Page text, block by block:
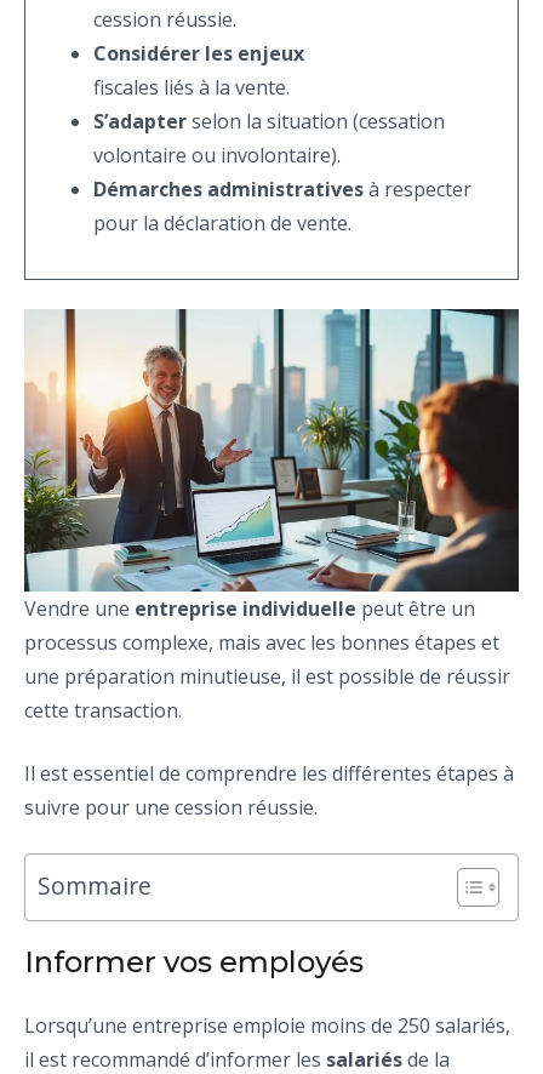
cession réussie.
Considérer les enjeux
fiscales liés à la vente.
S’adapterselon la situation (cessation
volontaire ou involontaire).
Démarches administrativesà respecter
pour la déclaration de vente.
Vendre une entreprise individuelle peut être un
processus complexe, mais avec les bonnes étapes et
une préparation minutieuse, il est possible de réussir
cette transaction.
Il est essentiel de comprendre les différentes étapes à
suivre pour une cession réussie.
Sommaire
Informer vos employés
Lorsqu’une entreprise emploie moins de 250 salariés,
il est recommandé d’informer les salariésde la